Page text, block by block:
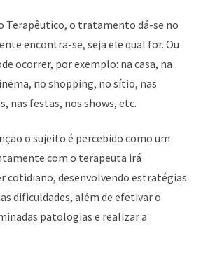
Terapêutico, o tratamento dá-se no
encontra-se, seja ele qual for. Ou
ocorrer, por exemplo: na casa, na
no shopping, no sítio, nas
nas festas, nos shows, etc.
o sujeito é percebido como um
com o terapeuta irá
cotidiano, desenvolvendo estratégias
dificuldades, além de efetivar o
patologias e realizar a